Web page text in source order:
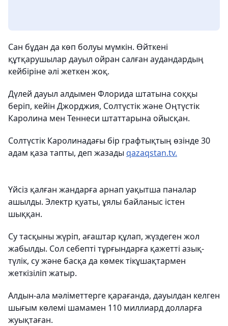
Сан бұдан да көп болуы мүмкін. Өйткені
құтқарушылар дауыл ойран салған аудандардың
кейбіріне әлі жеткен жоқ.
Дүлей дауыл алдымен Флорида штатына соққы
беріп, кейін Джорджия, Солтүстік және Оңтүстік
Каролина мен Теннеси штаттарына ойысқан.
Солтүстік Каролинадағы бір графтықтың өзінде 30
адам қаза тапты, деп жазады qazaqstan.tv.
Үйсіз қалған жандарға арнап уақытша паналар
ашылды. Электр қуаты, ұялы байланыс істен
шыққан.
Су тасқыны жүріп, ағаштар құлап, жүздеген жол
жабылды. Сол себепті тұрғындарға қажетті азық-
түлік, су және басқа да көмек тікұшақтармен
жеткізіліп жатыр.
Алдын-ала мәліметтерге қарағанда, дауылдан келген
шығым көлемі шамамен 110 миллиард долларға
жуықтаған.